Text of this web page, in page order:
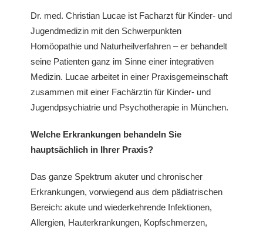
Dr. med. Christian Lucae ist Facharzt für Kinder- und
Jugendmedizin mit den Schwerpunkten
Homöopathie und Naturheilverfahren – er behandelt
seine Patienten ganz im Sinne einer integrativen
Medizin. Lucae arbeitet in einer Praxisgemeinschaft
zusammen mit einer Fachärztin für Kinder- und
Jugendpsychiatrie und Psychotherapie in München.
Welche Erkrankungen behandeln Sie
hauptsächlich in Ihrer Praxis?
Das ganze Spektrum akuter und chronischer
Erkrankungen, vorwiegend aus dem pädiatrischen
Bereich: akute und wiederkehrende Infektionen,
Allergien, Hauterkrankungen, Kopfschmerzen,